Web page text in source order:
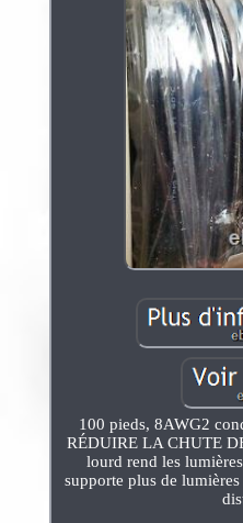
100 pieds, 8AWG2
RÉDUIRE LA CHUTE
lourd rend les
supporte plus de